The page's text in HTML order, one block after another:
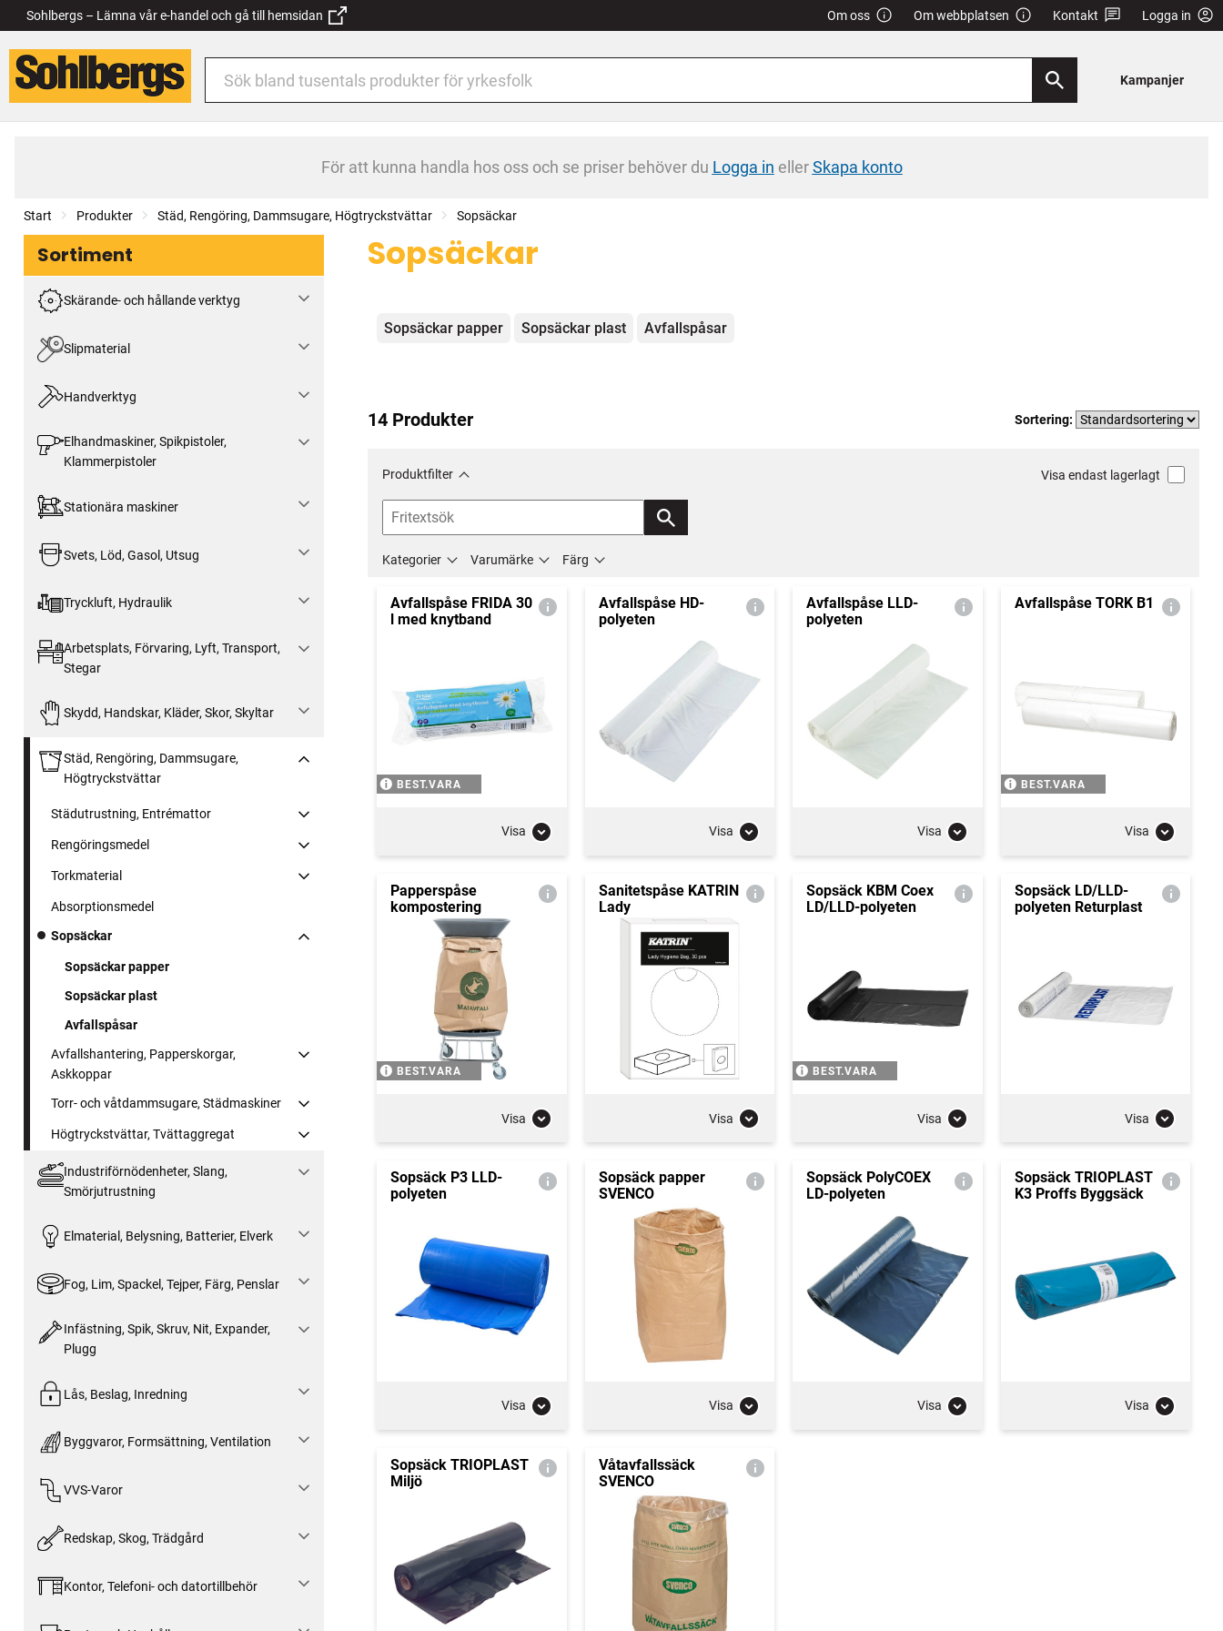
Sohlbergs – Lämna vår e-handel och gå till hemsidan Om oss Om webbplatsen Kontakt Logga in
Kampanjer
För att kunna handla hos oss och se priser behöver du Logga in ellerSkapa konto
Start Produkter Städ, Rengöring, Dammsugare, Högtryckstvättar Sopsäckar
Sortiment
Skärande- och hållande verktyg
Slipmaterial
Handverktyg
Elhandmaskiner, Spikpistoler,
Klammerpistoler
Stationära maskiner
Svets, Löd, Gasol, Utsug
Tryckluft, Hydraulik
Arbetsplats, Förvaring, Lyft, Transport,
Stegar
Skydd, Handskar, Kläder, Skor, Skyltar
Städ, Rengöring, Dammsugare,
Högtryckstvättar
Städutrustning, Entrémattor
Rengöringsmedel
Torkmaterial
Absorptionsmedel
Sopsäckar
Sopsäckar papper
Sopsäckar plast
Avfallspåsar
Avfallshantering, Papperskorgar,
Askkoppar
Torr- och våtdammsugare, Städmaskiner
Högtryckstvättar, Tvättaggregat
Industriförnödenheter, Slang,
Smörjutrustning
Elmaterial, Belysning, Batterier, Elverk
Fog, Lim, Spackel, Tejper, Färg, Penslar
Infästning, Spik, Skruv, Nit, Expander,
Plugg
Lås, Beslag, Inredning
Byggvaror, Formsättning, Ventilation
VVS-Varor
Redskap, Skog, Trädgård
Kontor, Telefoni- och datortillbehör
Sopsäckar
Kategorier
Sopsäckar papper Sopsäckar plast Avfallspåsar
14 Produkter Sortering:
Produktfilter Visa endast lagerlagt
Kategorier Varumärke Färg
Avfallspåse FRIDA 30
l med knytband
BEST.VARA
Visa
Avfallspåse HD-
polyeten
Visa
Avfallspåse LLD-
polyeten
Visa
Avfallspåse TORK B1
BEST.VARA
Visa
Papperspåse
kompostering
BEST.VARA
Visa
Sanitetspåse KATRIN
Lady
Visa
Sopsäck KBM Coex
LD/LLD-polyeten
BEST.VARA
Visa
Sopsäck LD/LLD-
polyeten Returplast
Visa
Sopsäck P3 LLD-
polyeten
Visa
Sopsäck papper
SVENCO
Visa
Sopsäck PolyCOEX
LD-polyeten
Visa
Sopsäck TRIOPLAST
K3 Proffs Byggsäck
Visa
Sopsäck TRIOPLAST
Miljö
Våtavfallssäck
SVENCO